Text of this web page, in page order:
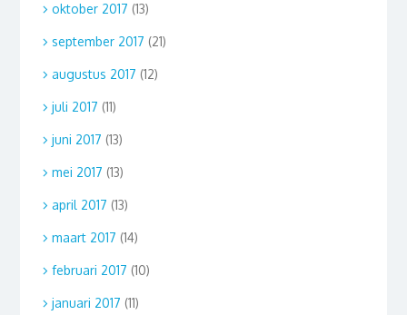
oktober 2017 (13)
september 2017 (21)
augustus 2017 (12)
juli 2017 (11)
juni 2017 (13)
mei 2017 (13)
april 2017 (13)
maart 2017 (14)
februari 2017 (10)
januari 2017 (11)